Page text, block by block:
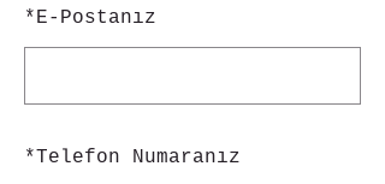
*E-Postanız
*Telefon Numaranız